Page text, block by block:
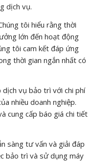
dịch vụ.
tôi hiểu rằng thời
lớn đến hoạt động
tôi cam kết đáp ứng
thời gian ngắn nhất có
dịch vụ bảo trì với chi phí
nhiều doanh nghiệp.
cung cấp báo giá chi tiết
sàng tư vấn và giải đáp
bảo trì và sử dụng máy